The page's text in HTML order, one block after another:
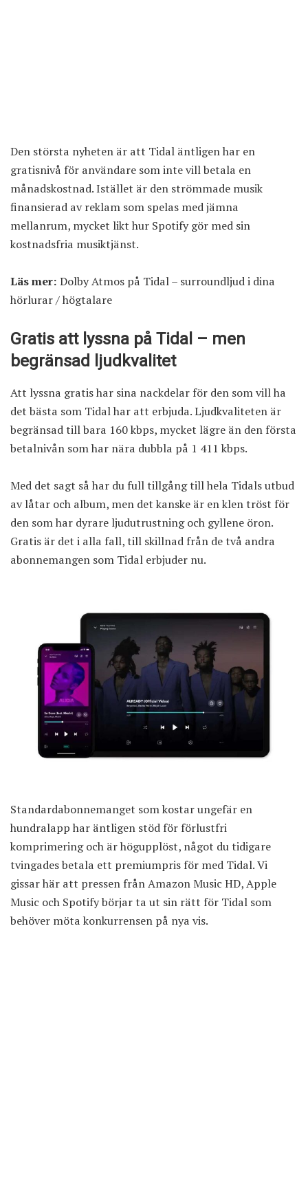
Den största nyheten är att Tidal äntligen har en
gratisnivå för användare som inte vill betala en
månadskostnad. Istället är den strömmade musik
finansierad av reklam som spelas med jämna
mellanrum, mycket likt hur Spotify gör med sin
kostnadsfria musiktjänst.
Läs mer: Dolby Atmos på Tidal – surroundljud i dina
hörlurar / högtalare
Gratis att lyssna på Tidal – men
begränsad ljudkvalitet
Att lyssna gratis har sina nackdelar för den som vill ha
det bästa som Tidal har att erbjuda. Ljudkvaliteten är
begränsad till bara 160 kbps, mycket lägre än den första
betalnivån som har nära dubbla på 1 411 kbps.
Med det sagt så har du full tillgång till hela Tidals utbud
av låtar och album, men det kanske är en klen tröst för
den som har dyrare ljudutrustning och gyllene öron.
Gratis är det i alla fall, till skillnad från de två andra
abonnemangen som Tidal erbjuder nu.
Standardabonnemanget som kostar ungefär en
hundralapp har äntligen stöd för förlustfri
komprimering och är högupplöst, något du tidigare
tvingades betala ett premiumpris för med Tidal. Vi
gissar här att pressen från Amazon Music HD, Apple
Music och Spotify börjar ta ut sin rätt för Tidal som
behöver möta konkurrensen på nya vis.